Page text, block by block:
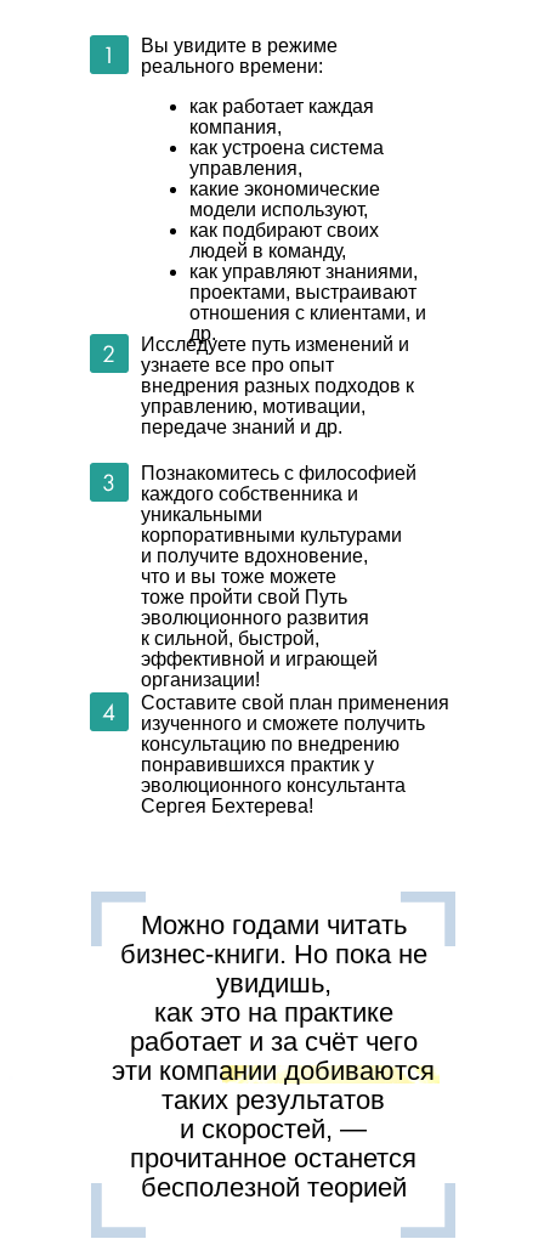
Вы увидите в режиме
реального времени:
как работает каждая
компания,
как устроена система
управления,
какие экономические
модели используют,
как подбирают своих
людей в команду,
как управляют знаниями,
проектами, выстраивают
отношения с клиентами, и
др.
Исследуете путь изменений и
узнаете все про опыт
внедрения разных подходов к
управлению, мотивации,
передаче знаний и др.
Познакомитесь с философией
каждого собственника и
уникальными
корпоративными культурами
и получите вдохновение,
что и вы тоже можете
тоже пройти свой Путь
эволюционного развития
к сильной, быстрой,
эффективной и играющей
организации!
Составите свой план применения
изученного и сможете получить
консультацию по внедрению
понравившихся практик у
эволюционного консультанта
Сергея Бехтерева!
Можно годами читать
бизнес-книги. Но пока не
увидишь,
как это на практике
работает и за счёт чего
эти компании добиваются
таких результатов
и скоростей, —
прочитанное останется
бесполезной теорией